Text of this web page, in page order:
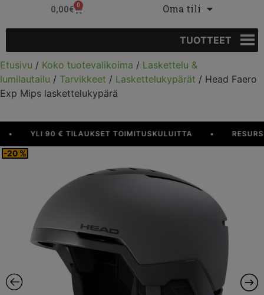
0,00€ 0 Oma tili
TUOTTEET
Etusivu / Koko tuotevalikoima / Laskettelu &
lumilautailu / Tarvikkeet / Laskettelukypärät / Head Faero
Exp Mips laskettelukypärä
YLI 90 € TILAUKSET TOIMITUSKULUITTA • RESURS
-20 %